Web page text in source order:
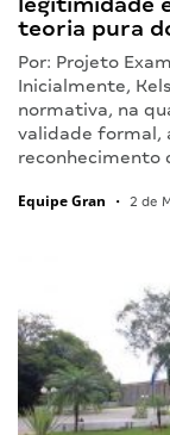
teoria pura
Por: Projeto
Inicialmente,
normativa, na
validade formal,
reconhecimento
Equipe Gran • 2 de